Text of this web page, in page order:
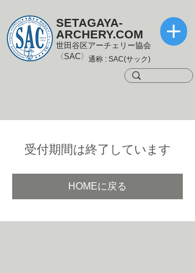
SETAGAYA-
ARCHERY.COM
世田谷区アーチェリー協会
〈SAC〉 通称 : SAC(サック)
受付期間は終了しています
HOMEに戻る